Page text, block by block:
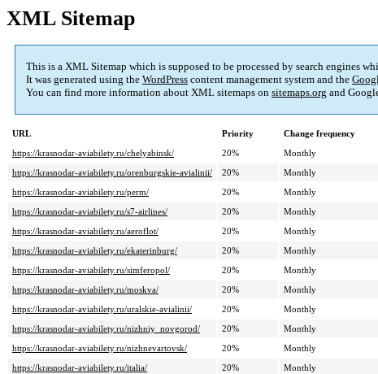
XML Sitemap
This is a XML Sitemap which is supposed to be processed by search engines
It was generated using the WordPress content management system and the
You can find more information about XML sitemaps on sitemaps.org and
URL Priority Change frequency
https://krasnodar-aviabilety.ru/chelyabinsk/
20% Monthly
https://krasnodar-aviabilety.ru/orenburgskie-avialinii/
20% Monthly
https://krasnodar-aviabilety.ru/perm/
20% Monthly
https://krasnodar-aviabilety.ru/s7-airlines/
20% Monthly
https://krasnodar-aviabilety.ru/aeroflot/
20% Monthly
https://krasnodar-aviabilety.ru/ekaterinburg/
20% Monthly
https://krasnodar-aviabilety.ru/simferopol/
20% Monthly
https://krasnodar-aviabilety.ru/moskva/
20% Monthly
https://krasnodar-aviabilety.ru/uralskie-avialinii/
20% Monthly
https://krasnodar-aviabilety.ru/nizhniy_novgorod/
20% Monthly
https://krasnodar-aviabilety.ru/nizhnevartovsk/
20% Monthly
https://krasnodar-aviabilety.ru/italia/
20% Monthly